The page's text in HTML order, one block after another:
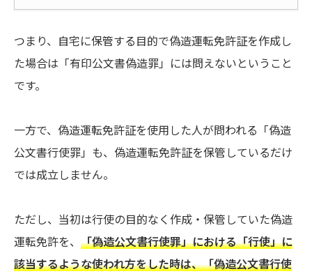
つまり、自宅に保管する目的で偽造運転免許証を作成し
た場合は「有印公文書偽造罪」には問えないということ
です。
一方で、偽造運転免許証を使用した人が問われる「偽造
公文書行使罪」も、偽造運転免許証を保管しているだけ
では成立しません。
ただし、当初は行使の目的なく作成・保管していた偽造
運転免許を、 「偽造公文書行使罪」における「行使」に
該当するような使われ方をした時は、「偽造公文書行使